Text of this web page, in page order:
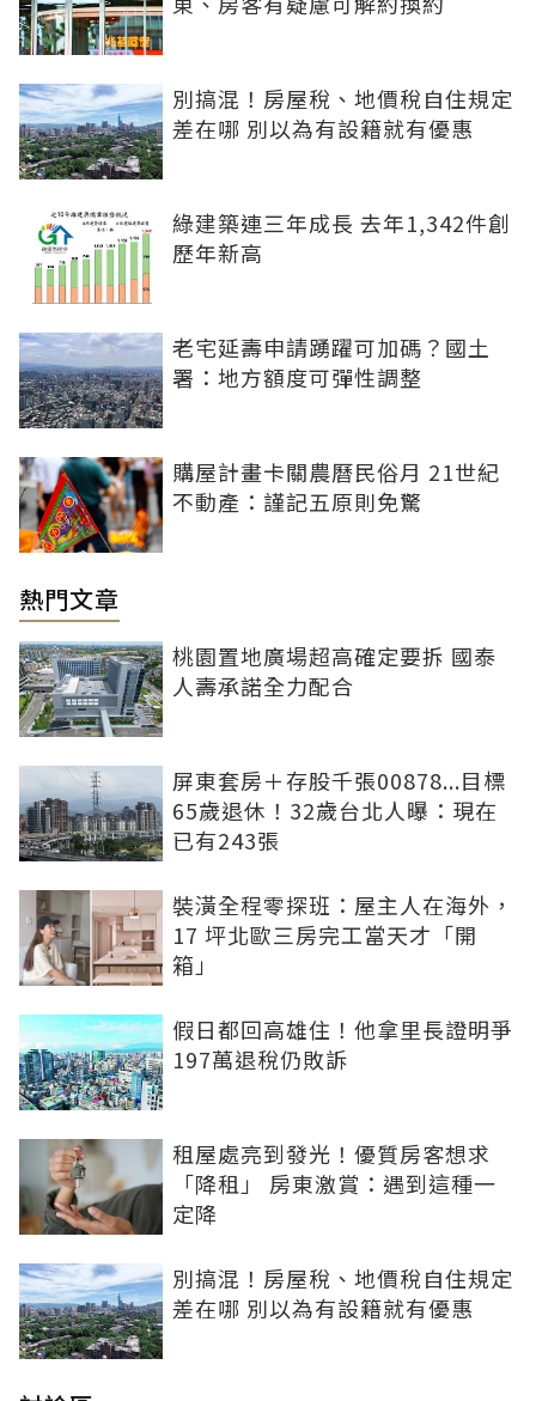
別搞混！房屋稅、地價稅自住規定
差在哪 別以為有設籍就有優惠
綠建築連三年成長 去年1,342件創
歷年新高
老宅延壽申請踴躍可加碼？國土
署：地方額度可彈性調整
購屋計畫卡關農曆民俗月 21世紀
不動產：謹記五原則免驚
熱門文章
桃園置地廣場超高確定要拆 國泰
人壽承諾全力配合
屏東套房＋存股千張00878...目標
65歲退休！32歲台北人曝：現在
已有243張
裝潢全程零探班：屋主人在海外，
17 坪北歐三房完工當天才「開
箱」
假日都回高雄住！他拿里長證明爭
197萬退稅仍敗訴
租屋處亮到發光！優質房客想求
「降租」 房東激賞：遇到這種一
定降
別搞混！房屋稅、地價稅自住規定
差在哪 別以為有設籍就有優惠